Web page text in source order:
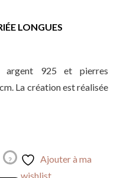
LONGUES
argent 925 et pierres
La création est réalisée
?
Ajouter à ma
wishlist